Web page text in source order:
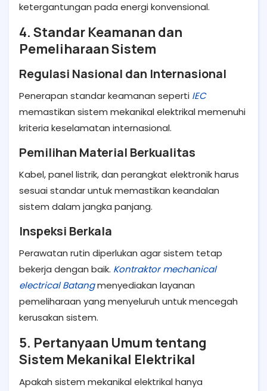
ketergantungan pada energi konvensional.
4. Standar Keamanan dan
Pemeliharaan Sistem
Regulasi Nasional dan Internasional
Penerapan standar keamanan seperti IEC
memastikan sistem mekanikal elektrikal memenuhi
kriteria keselamatan internasional.
Pemilihan Material Berkualitas
Kabel, panel listrik, dan perangkat elektronik harus
sesuai standar untuk memastikan keandalan
sistem dalam jangka panjang.
Inspeksi Berkala
Perawatan rutin diperlukan agar sistem tetap
bekerja dengan baik. Kontraktor mechanical
electrical Batangmenyediakan layanan
pemeliharaan yang menyeluruh untuk mencegah
kerusakan sistem.
5. Pertanyaan Umum tentang
Sistem Mekanikal Elektrikal
Apakah sistem mekanikal elektrikal hanya